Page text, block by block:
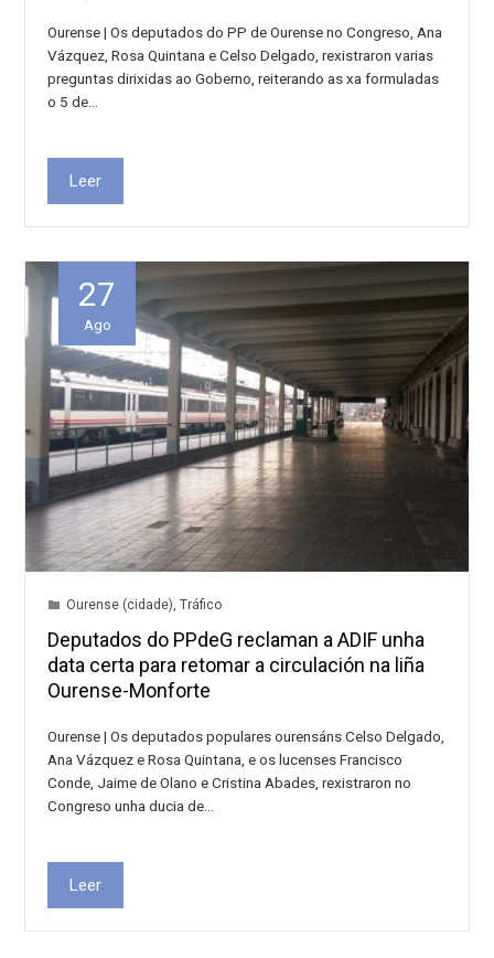
Ourense | Os deputados do PP de Ourense no Congreso, Ana
Vázquez, Rosa Quintana e Celso Delgado, rexistraron varias
preguntas dirixidas ao Goberno, reiterando as xa formuladas
o 5 de…
Leer
27
Ago
Ourense (cidade),Tráfico
Deputados do PPdeG reclaman a ADIF unha
data certa para retomar a circulación na liña
Ourense-Monforte
Ourense | Os deputados populares ourensáns Celso Delgado,
Ana Vázquez e Rosa Quintana, e os lucenses Francisco
Conde, Jaime de Olano e Cristina Abades, rexistraron no
Congreso unha ducia de…
Leer